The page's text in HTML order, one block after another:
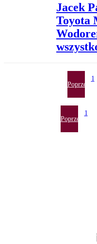
Jacek
Toyota
Poprzednia
1
Poprzednia
1